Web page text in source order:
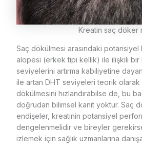
Kreatin saç döker
Saç dökülmesi arasındaki potansiyel
alopesi (erkek tipi kellik) ile ilişkili bir
seviyelerini artırma kabiliyetine
ile artan DHT seviyeleri teorik olarak
dökülmesini hızlandırabilse de, bu
doğrudan bilimsel kanıt yoktur. Saç
endişeler, kreatinin potansiyel
dengelenmelidir ve bireyler
izlemek için sağlık uzmanlarına